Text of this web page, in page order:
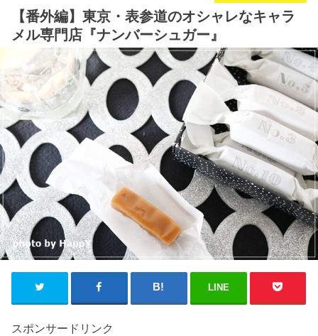
【番外編】東京・表参道のオシャレなキャラ
メル専門店『ナンバーシュガー』
LINE
スポンサードリンク